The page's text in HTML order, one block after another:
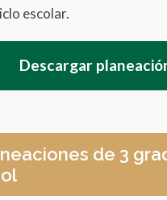
escolar.
Descargar
de 3